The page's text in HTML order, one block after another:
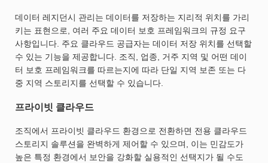
데이터 레지던시 관리는 데이터를 저장하는 지리적 위치를 가리
키는 표현으로, 여러 주요 데이터 보호 프레임워크의 규정 요구
사항입니다. 주요 클라우드 공급자는 데이터 저장 위치를 선택할
수 있는 기능을 제공합니다. 조직, 업종, 거주 지역 및 어떤 데이
터 보호 프레임워크를 따르는지에 따라 단일 지역 보존 또는 다
중 지역 스토리지를 선택할 수 있습니다.
프라이빗 클라우드
조직에서 프라이빗 클라우드 환경으로 전환하면 전용 클라우드
스토리지 솔루션을 완벽하게 제어할 수 있으며, 이는 민감도가
높은 특정 환경에서 보안을 강화할 실용적인 선택지가 될 수도